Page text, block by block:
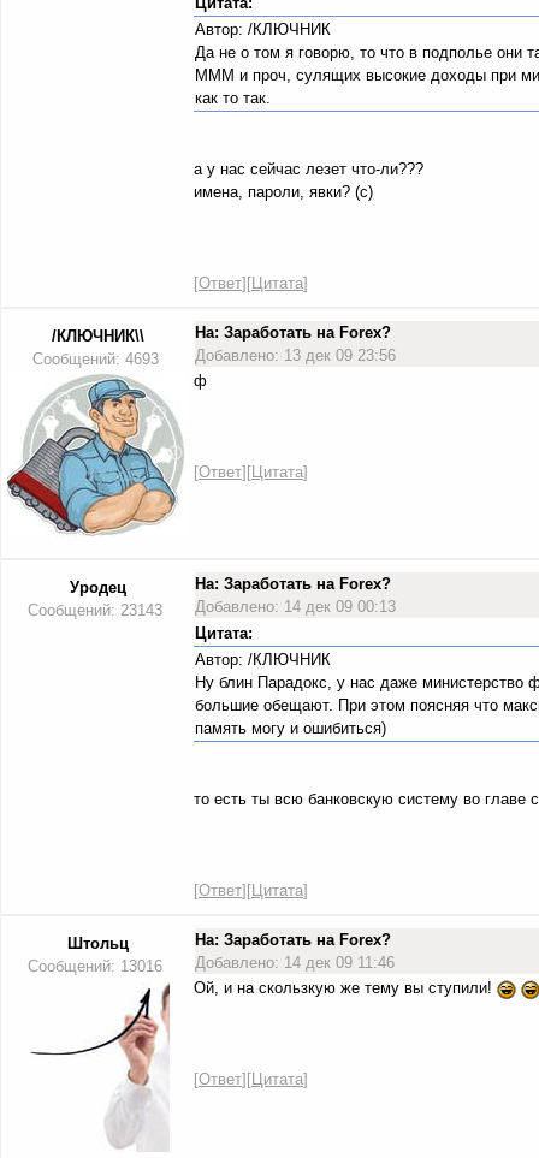
Автор: /КЛЮЧНИК
Да не о том я говорю, то что в подполье они
МММ и проч, сулящих высокие доходы при
как то так.
а у нас сейчас лезет что-ли???
имена, пароли, явки? (с)
[Ответ][Цитата]
/КЛЮЧНИК\\
Сообщений: 4693
На: Заработать на Forex?
Добавлено: 13 дек 09 23:56
ф
[Ответ][Цитата]
Уродец
Сообщений: 23143
На: Заработать на Forex?
Добавлено: 14 дек 09 00:13
Цитата:
Автор: /КЛЮЧНИК
Ну блин Парадокс, у нас даже министерство
большие обещают. При этом поясняя что
память могу и ошибиться)
то есть ты всю банковскую систему во главе
[Ответ][Цитата]
Штольц
Сообщений: 13016
На: Заработать на Forex?
Добавлено: 14 дек 09 11:46
Ой, и на скользкую же тему вы ступили!
[Ответ][Цитата]